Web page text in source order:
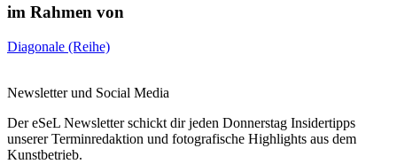
im Rahmen von
Diagonale (Reihe)
Newsletter und Social Media
Der eSeL Newsletter schickt dir jeden Donnerstag Insidertipps
unserer Terminredaktion und fotografische Highlights aus dem
Kunstbetrieb.